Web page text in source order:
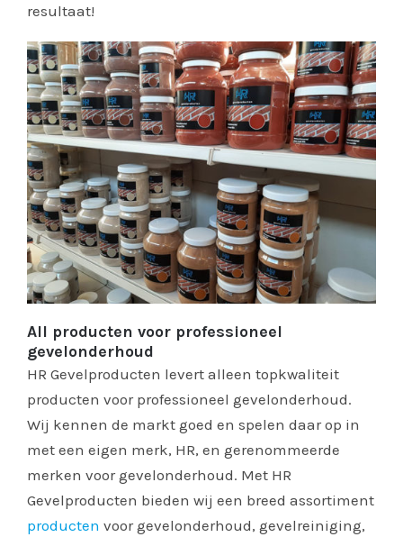
resultaat!
All producten voor professioneel
gevelonderhoud
HR Gevelproducten levert alleen topkwaliteit
producten voor professioneel gevelonderhoud.
Wij kennen de markt goed en spelen daar op in
met een eigen merk, HR, en gerenommeerde
merken voor gevelonderhoud. Met HR
Gevelproducten bieden wij een breed assortiment
producten voor gevelonderhoud, gevelreiniging,